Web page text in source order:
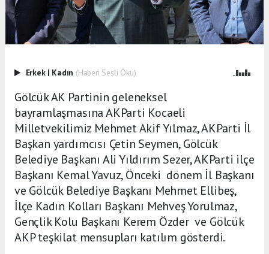
Erkek | Kadın (Haberi Sesli Oku)
Gölcük AK Partinin geleneksel
bayramlaşmasına AKParti Kocaeli
Milletvekilimiz Mehmet Akif Yılmaz, AKParti İl
Başkan yardımcısı Çetin Seymen, Gölcük
Belediye Başkanı Ali Yıldırım Sezer, AKParti ilçe
Başkanı Kemal Yavuz, Önceki dönem İl Başkanı
ve Gölcük Belediye Başkanı Mehmet Ellibeş,
İlçe Kadın Kolları Başkanı Mehveş Yorulmaz,
Gençlik Kolu Başkanı Kerem Özder ve Gölcük
AKP teşkilat mensupları katılım gösterdi.